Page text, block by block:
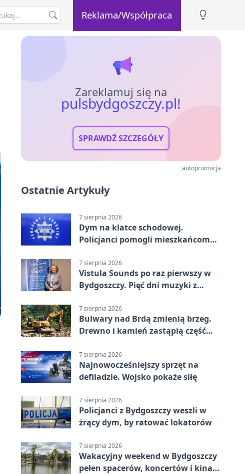
Reklama/Współpraca
Zareklamuj się na
pulsbydgoszczy.pl!
SPRAWDŹ SZCZEGÓŁY
autopromocja
Ostatnie Artykuły
7 sierpnia 2026
Dym na klatce schodowej.
Policjanci pomogli mieszkańcom
7 sierpnia 2026
Vistula Sounds po raz pierwszy w
Bydgoszczy. Pięć dni muzyki z
7 sierpnia 2026
Bulwary nad Brdą zmienią brzeg.
Drewno i kamień zastąpią część
7 sierpnia 2026
Najnowocześniejszy sprzęt na
defiladzie. Wojsko pokaże siłę
7 sierpnia 2026
Policjanci z Bydgoszczy weszli w
żrący dym, by ratować lokatorów
7 sierpnia 2026
Wakacyjny weekend w Bydgoszczy
pełen spacerów, koncertów i kina